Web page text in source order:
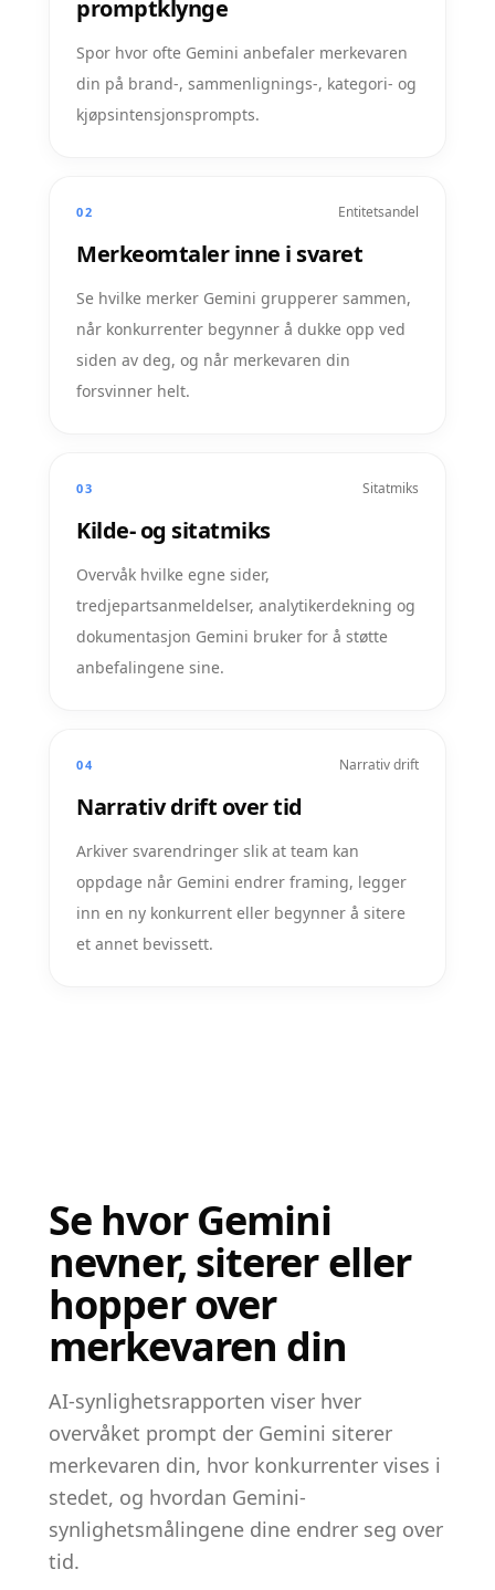
promptklynge
Spor hvor ofte Gemini anbefaler merkevaren
din på brand-, sammenlignings-, kategori- og
kjøpsintensjonsprompts.
02 Entitetsandel
Merkeomtaler inne i svaret
Se hvilke merker Gemini grupperer sammen,
når konkurrenter begynner å dukke opp ved
siden av deg, og når merkevaren din
forsvinner helt.
03 Sitatmiks
Kilde- og sitatmiks
Overvåk hvilke egne sider,
tredjepartsanmeldelser, analytikerdekning og
dokumentasjon Gemini bruker for å støtte
anbefalingene sine.
04 Narrativ drift
Narrativ drift over tid
Arkiver svarendringer slik at team kan
oppdage når Gemini endrer framing, legger
inn en ny konkurrent eller begynner å sitere
et annet bevissett.
Se hvor Gemini
nevner, siterer eller
hopper over
merkevaren din
AI-synlighetsrapporten viser hver
overvåket prompt der Gemini siterer
merkevaren din, hvor konkurrenter vises i
stedet, og hvordan Gemini-
synlighetsmålingene dine endrer seg over
tid.